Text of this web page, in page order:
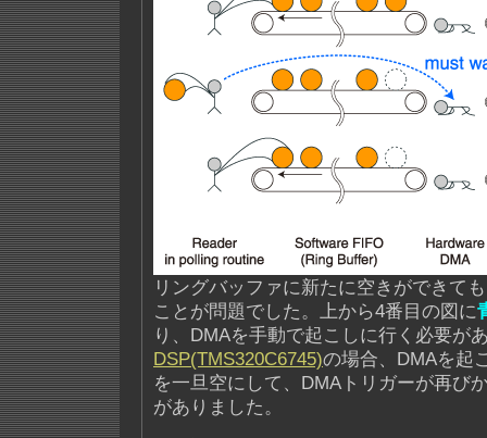
リングバッファに新たに空きができて
ことが問題でした。上から4番目の図に
り、DMAを手動で起こしに行く必要が
DSP(TMS320C6745)の場合、DMAを起
を一旦空にして、DMAトリガーが再び
がありました。